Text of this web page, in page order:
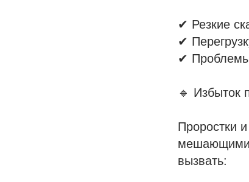
✔ Резкие
✔
✔ Проблемы
🔹 Избыток
Проростки
мешающими
вызвать: